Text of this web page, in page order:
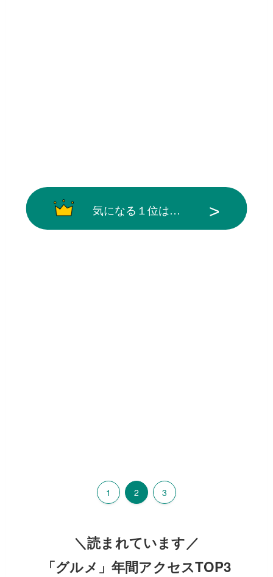
気になる１位は…
1 2 3
＼読まれています／
「グルメ」年間アクセスTOP3